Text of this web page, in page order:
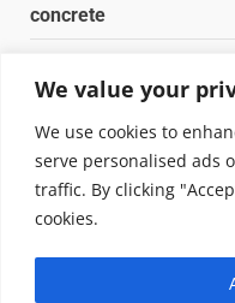
We value your
We use cookies to
serve personalised ads
traffic. By clicking
cookies.
concrete
Pulizia naturale della
sostituiscono 10
Copyright © 2025
Questo blog non è
viene aggiornato